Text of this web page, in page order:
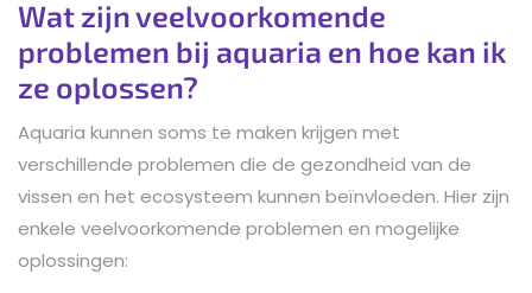
Wat zijn veelvoorkomende
problemen bij aquaria en hoe kan ik
ze oplossen?
Aquaria kunnen soms te maken krijgen met
verschillende problemen die de gezondheid van de
vissen en het ecosysteem kunnen beïnvloeden. Hier zijn
enkele veelvoorkomende problemen en mogelijke
oplossingen: